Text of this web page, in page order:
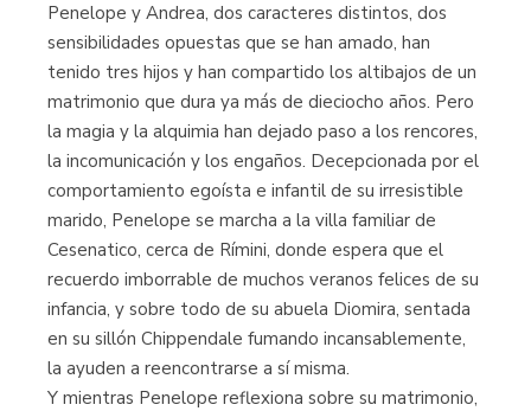
Penelope y Andrea, dos caracteres distintos, dos
sensibilidades opuestas que se han amado, han
tenido tres hijos y han compartido los altibajos de un
matrimonio que dura ya más de dieciocho años. Pero
la magia y la alquimia han dejado paso a los rencores,
la incomunicación y los engaños. Decepcionada por el
comportamiento egoísta e infantil de su irresistible
marido, Penelope se marcha a la villa familiar de
Cesenatico, cerca de Rímini, donde espera que el
recuerdo imborrable de muchos veranos felices de su
infancia, y sobre todo de su abuela Diomira, sentada
en su sillón Chippendale fumando incansablemente,
la ayuden a reencontrarse a sí misma.
Y mientras Penelope reflexiona sobre su matrimonio,